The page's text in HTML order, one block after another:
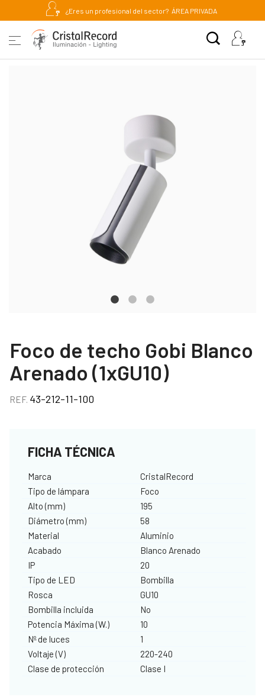
¿Eres un profesional del sector? ÁREA PRIVADA
Foco de techo Gobi Blanco
Arenado (1xGU10)
REF. 43-212-11-100
FICHA TÉCNICA
Marca
CristalRecord
Tipo de lámpara
Foco
Alto (mm)
195
Diámetro (mm)
58
Material
Aluminio
Acabado
Blanco Arenado
IP
20
Tipo de LED
Bombilla
Rosca
GU10
Bombilla incluida
No
Potencia Máxima (W.)
10
Nº de luces
1
Voltaje (V)
220-240
Clase de protección
Clase I